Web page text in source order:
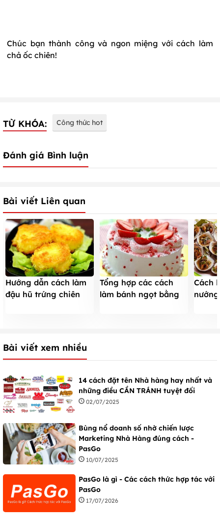
Chúc bạn thành công và ngon miệng với cách làm
chả ốc chiên!
TỪ KHÓA: Công thức hot
Đánh giá Bình luận
Bài viết Liên quan
Hướng dẫn cách làm
đậu hũ trứng chiên
Tổng hợp các cách
làm bánh ngọt bằng
Cách
Bài viết xem nhiều
14 cách đặt tên Nhà hàng hay nhất và
những điều CẦN TRÁNH tuyệt đối
02/07/2025
Bùng nổ doanh số nhờ chiến lược
Marketing Nhà Hàng đúng cách -
PasGo
10/07/2025
PasGo là gì - Các cách thức hợp tác với
PasGo
17/07/2026